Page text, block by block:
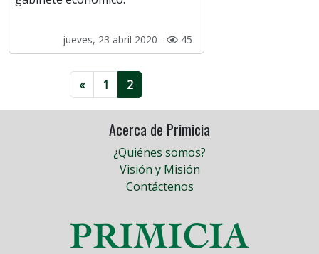
jueves, 23 abril 2020 - 45
« 1 2
Acerca de Primicia
¿Quiénes somos?
Visión y Misión
Contáctenos